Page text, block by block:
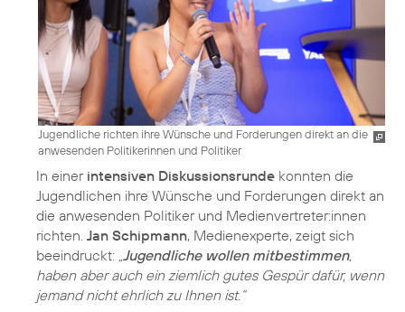
Jugendliche richten ihre Wünsche und Forderungen direkt an die
anwesenden Politikerinnen und Politiker
In einer intensiven Diskussionsrunde konnten die
Jugendlichen ihre Wünsche und Forderungen direkt an
die anwesenden Politiker und Medienvertreter:innen
richten. Jan Schipmann, Medienexperte, zeigt sich
beeindruckt: Jugendliche wollen mitbestimmen,
haben aber auch ein ziemlich gutes Gespür dafür, wenn
jemand nicht ehrlich zu Ihnen ist.“